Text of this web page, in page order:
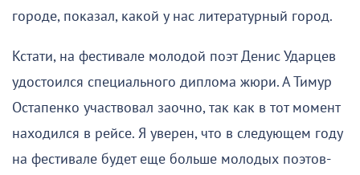
городе, показал, какой у нас литературный город.
Кстати, на фестивале молодой поэт Денис Ударцев
удостоился специального диплома жюри. А Тимур
Остапенко участвовал заочно, так как в тот момент
находился в рейсе. Я уверен, что в следующем году
на фестивале будет еще больше молодых поэтов-